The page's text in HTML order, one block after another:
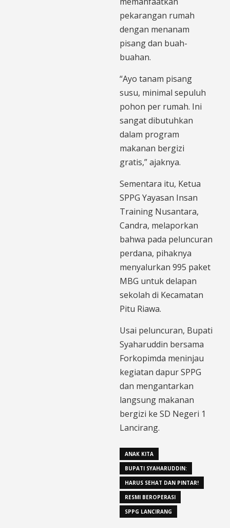
pekarangan rumah
dengan menanam
pisang dan buah-
buahan.
“Ayo tanam pisang
susu, minimal sepuluh
pohon per rumah. Ini
sangat dibutuhkan
dalam program
makanan bergizi
gratis,” ajaknya.
Sementara itu, Ketua
SPPG Yayasan Insan
Training Nusantara,
Candra, melaporkan
bahwa pada peluncuran
perdana, pihaknya
menyalurkan 995 paket
MBG untuk delapan
sekolah di Kecamatan
Pitu Riawa.
Usai peluncuran, Bupati
Syaharuddin bersama
Forkopimda meninjau
kegiatan dapur SPPG
dan mengantarkan
langsung makanan
bergizi ke SD Negeri 1
Lancirang.
ANAK KITA
BUPATI SYAHARUDDIN:
HARUS SEHAT DAN PINTAR!
RESMI BEROPERASI
SPPG LANCIRANG